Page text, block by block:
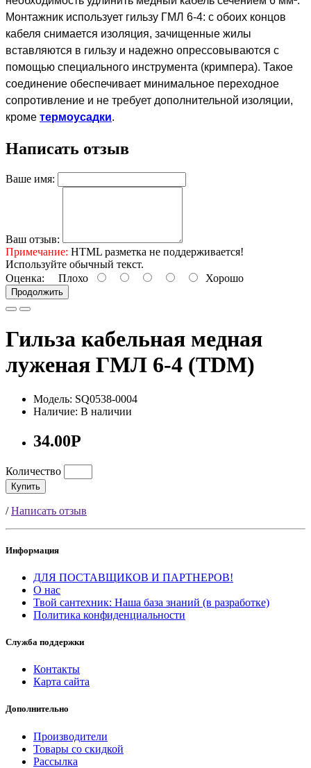
Монтажник использует гильзу ГМЛ 6-4: с обоих концов
кабеля снимается изоляция, зачищенные жилы
вставляются в гильзу и надежно опрессовываются с
помощью специального инструмента (кримпера). Такое
соединение обеспечивает минимальное переходное
сопротивление и не требует дополнительной изоляции,
кроме термоусадки.
Написать отзыв
Ваше имя:
Ваш отзыв:
Примечание: HTML разметка не поддерживается!
Используйте обычный текст.
Оценка: Плохо Хорошо
Продолжить
Гильза кабельная медная
луженая ГМЛ 6-4 (TDM)
Модель: SQ0538-0004
Наличие: В наличии
34.00Р
Количество
Купить
/Написать отзыв
Информация
ДЛЯ ПОСТАВЩИКОВ И ПАРТНЕРОВ!
О нас
Твой сантехник: Наша база знаний (в разработке)
Политика конфиденциальности
Служба поддержки
Контакты
Карта сайта
Дополнительно
Производители
Товары со скидкой
Рассылка